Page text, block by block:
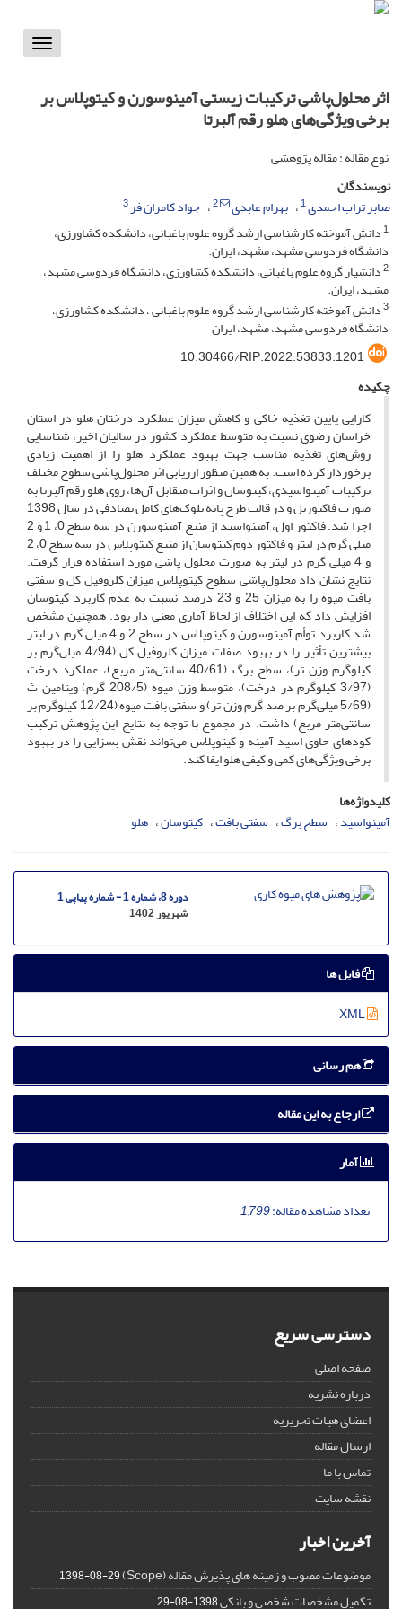
Toggle
اثر محلول‌پاشی ترکیبات زیستی آمینوسورن و کیتوپلاس بر
برخی ویژگی‌های هلو رقم آلبرتا
نوع مقاله : مقاله پژوهشی
نویسندگان
صابر تراب احمدی1 بهرام عابدی 2 جواد کامران فر3
1دانش آموخته کارشناسی ارشد گروه علوم باغبانی، دانشکده کشاورزی،
دانشگاه فردوسی مشهد، مشهد، ایران.
2دانشیار گروه علوم باغبانی، دانشکده کشاورزی، دانشگاه فردوسی مشهد،
مشهد، ایران.
3دانش آموخته کارشناسی ارشد گروه علوم باغبانی ، دانشکده کشاورزی،
دانشگاه فردوسی مشهد، مشهد، ایران
10.30466/RIP.2022.53833.1201
چکیده
کارایی پایین تغذیه خاکی و کاهش میزان عملکرد درختان هلو در استان
خراسان رضوی نسبت به متوسط عملکرد کشور در سالیان اخیر، شناسایی
روش‌های تغذیه مناسب جهت بهبود عملکرد هلو را از اهمیت زیادی
برخوردار کرده است. به همین منظور ارزیابی اثر محلول‌پاشی سطوح مختلف
ترکیبات آمینواسیدی، کیتوسان و اثرات متقابل آن‌ها، روی هلو رقم آلبرتا به
صورت فاکتوریل و در قالب طرح پایه بلوک‌های کامل تصادفی در سال 1398
اجرا شد. فاکتور اول، آمینواسید از منبع آمینوسورن در سه سطح 0، 1 و 2
میلی گرم در لیتر و فاکتور دوم کیتوسان از منبع کیتوپلاس در سه سطح 0، 2
و 4 میلی گرم در لیتر به صورت محلول پاشی مورد استفاده قرار گرفت.
نتایج نشان داد محلول‌پاشی سطوح کیتوپلاس میزان کلروفیل کل و سفتی
بافت میوه را به میزان 25 و 23 درصد نسبت به عدم کاربرد کیتوسان
افزایش داد که این اختلاف از لحاظ آماری معنی دار بود. همچنین مشخص
شد کاربرد توأم آمینوسورن و کیتوپلاس در سطح 2 و 4 میلی گرم در لیتر
بیشترین تأثیر را در بهبود صفات میزان کلروفیل کل (4/94 میلی‌گرم بر
کیلوگرم وزن تر)، سطح برگ (40/61 سانتی‌متر مربع)، عملکرد درخت
(3/97 کیلوگرم در درخت)، متوسط وزن میوه (208/5 گرم) ویتامین ث
(5/69 میلی‌گرم بر صد گرم وزن تر) و سفتی بافت میوه (12/24 کیلوگرم بر
سانتی‌متر مربع) داشت. در مجموع با توجه به نتایج این پژوهش ترکیب
کودهای حاوی اسید آمینه و کیتوپلاس می‌تواند نقش بسزایی را در بهبود
برخی ویژگی‌های کمی و کیفی هلو ایفا کند.
کلیدواژه‌ها
آمینواسید سطح برگ سفتی بافت کیتوسان هلو
دوره 8، شماره 1 - شماره پیاپی 1
شهریور 1402
فایل ها
هم رسانی
ارجاع به این مقاله
آمار
تعداد مشاهده مقاله:1,799
دسترسی سریع
صفحه اصلی
درباره نشریه
اعضای هیات تحریریه
ارسال مقاله
تماس با ما
نقشه سایت
آخرین اخبار
موضوعات مصوب و زمینه های پذیرش مقاله (Scope) 1398-08-29
تکمیل مشخصات شخصی و بانکی1398-08-29